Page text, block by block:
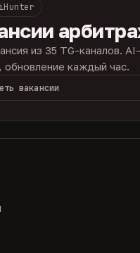
из 35 TG-каналов.
обновление каждый час.
вакансии